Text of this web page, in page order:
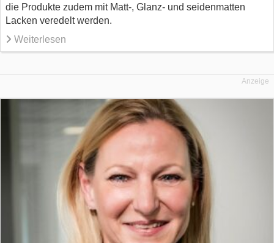
die Produkte zudem mit Matt-, Glanz- und seidenmatten
Lacken veredelt werden.
Weiterlesen
Anzeige